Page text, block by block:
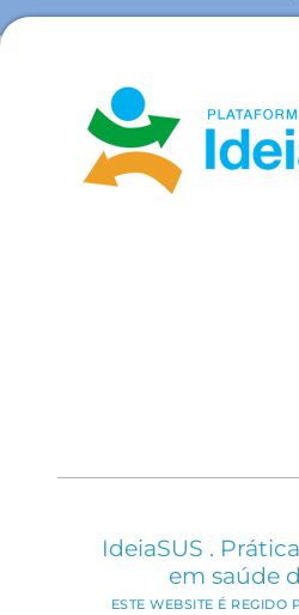
IdeiaSUS .
em saúde
ESTE WEBSITE É REGIDO